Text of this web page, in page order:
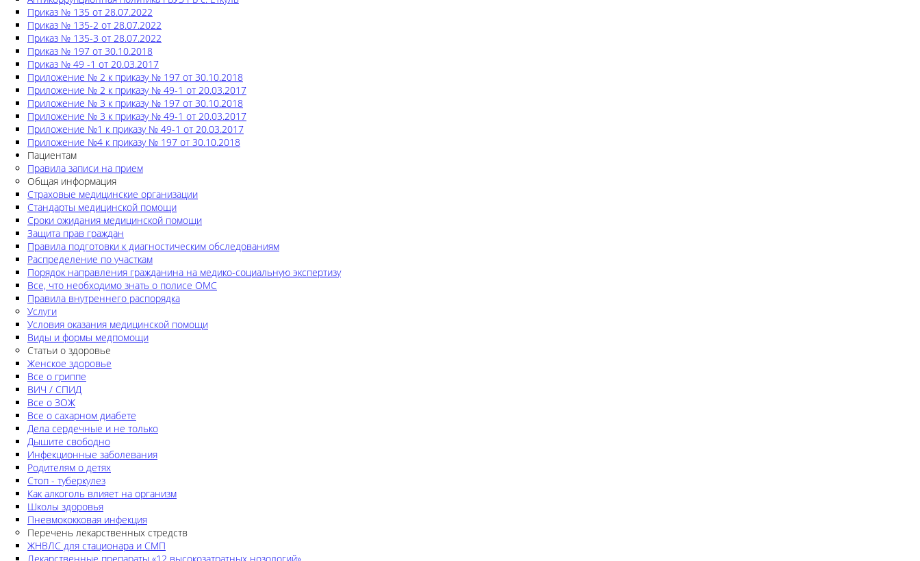
Приказ № 135 от 28.07.2022
Приказ № 135-2 от 28.07.2022
Приказ № 135-3 от 28.07.2022
Приказ № 197 от 30.10.2018
Приказ № 49 -1 от 20.03.2017
Приложение № 2 к приказу № 197 от 30.10.2018
Приложение № 2 к приказу № 49-1 от 20.03.2017
Приложение № 3 к приказу № 197 от 30.10.2018
Приложение № 3 к приказу № 49-1 от 20.03.2017
Приложение №1 к приказу № 49-1 от 20.03.2017
Приложение №4 к приказу № 197 от 30.10.2018
Пациентам
Правила записи на прием
Общая информация
Страховые медицинские организации
Стандарты медицинской помощи
Сроки ожидания медицинской помощи
Защита прав граждан
Правила подготовки к диагностическим обследованиям
Распределение по участкам
Порядок направления гражданина на медико-социальную экспертизу
Все, что необходимо знать о полисе ОМС
Правила внутреннего распорядка
Услуги
Условия оказания медицинской помощи
Виды и формы медпомощи
Статьи о здоровье
Женское здоровье
Все о гриппе
ВИЧ / СПИД
Все о ЗОЖ
Все о сахарном диабете
Дела сердечные и не только
Дышите свободно
Инфекционные заболевания
Родителям о детях
Стоп - туберкулез
Как алкоголь влияет на организм
Школы здоровья
Пневмококковая инфекция
Перечень лекарственных стредств
ЖНВЛС для стационара и СМП